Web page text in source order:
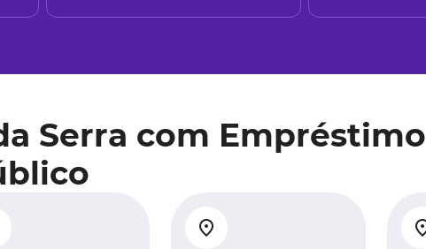
Serra com Empréstimo